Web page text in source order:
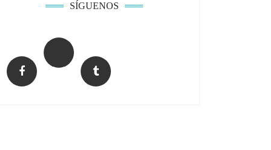
SÍGUENOS